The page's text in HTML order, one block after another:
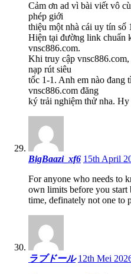
Cảm ơn ad vì bài viết vô
phép giới
thiệu một nhà cái uy tín số
Hiện tại đường link chuẩn
vnsc886.com.
Khi truy cập
nạp rút siêu
tốc 1-1. Anh em nào đang
vnsc886.com đăng
ký trải nghiệm thử nha. Hy
BigBaazi_xf6 15th April
For anyone who needs to
own limits before you start
time, definately not one to
ラブドール 12th Mei